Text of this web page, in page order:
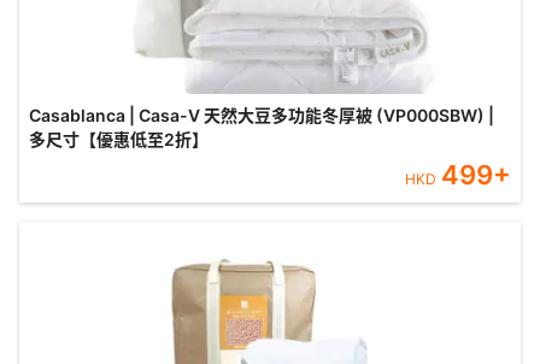
Casablanca | Casa-V 天然大豆多功能冬厚被 (VP000SBW) |
多尺寸【優惠低至2折】
HKD 499+